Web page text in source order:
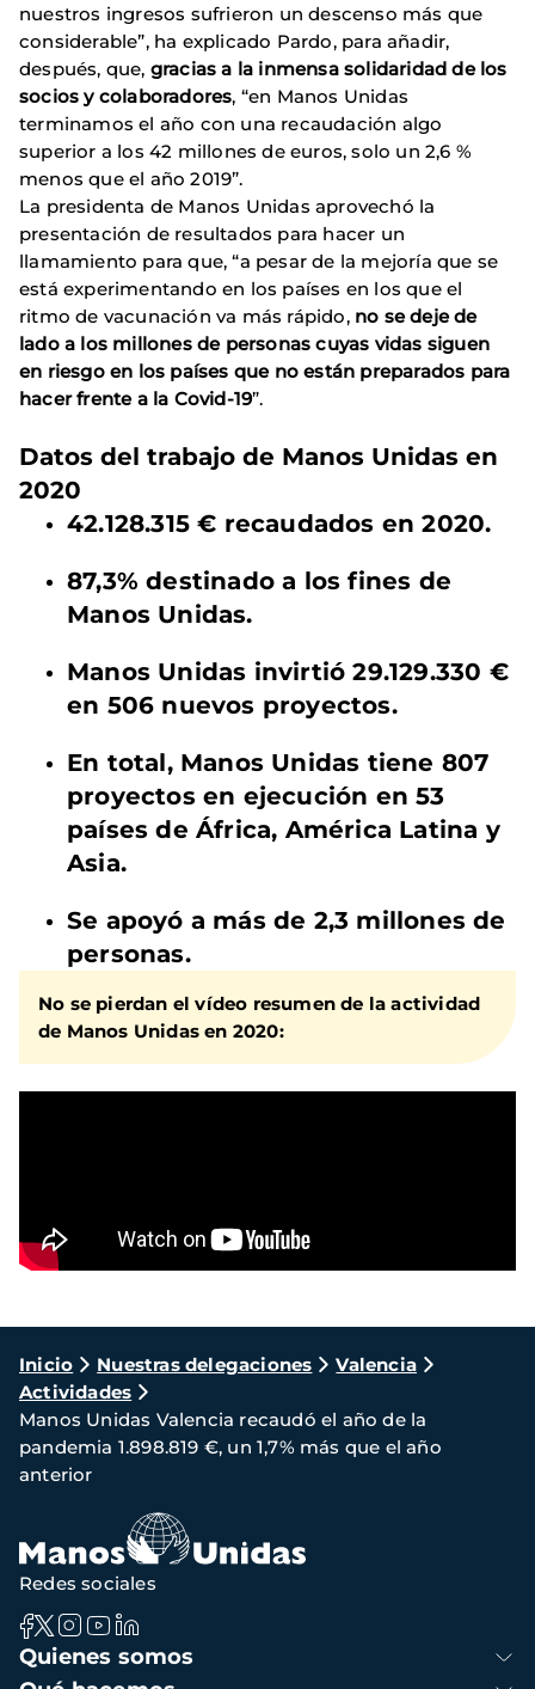
nuestros ingresos sufrieron un descenso más que
considerable”, ha explicado Pardo, para añadir,
después, que, gracias a la inmensa solidaridad de los
socios y colaboradores, “en Manos Unidas
terminamos el año con una recaudación algo
superior a los 42 millones de euros, solo un 2,6 %
menos que el año 2019”.
La presidenta de Manos Unidas aprovechó la
presentación de resultados para hacer un
llamamiento para que, “a pesar de la mejoría que se
está experimentando en los países en los que el
ritmo de vacunación va más rápido, no se deje de
lado a los millones de personas cuyas vidas siguen
en riesgo en los países que no están preparados para
hacer frente a la Covid-19”.
Datos del trabajo de Manos Unidas en
2020
42.128.315 € recaudados en 2020.
87,3% destinado a los fines de
Manos Unidas.
Manos Unidas invirtió 29.129.330 €
en 506 nuevos proyectos.
En total, Manos Unidas tiene 807
proyectos en ejecución en 53
países de África, América Latina y
Asia.
Se apoyó a más de 2,3 millones de
personas.
No se pierdan el vídeo resumen de la actividad
de Manos Unidas en 2020:
Ruta
de
navegación
Inicio Nuestras delegaciones
Valencia
Actividades
Manos Unidas Valencia recaudó el año de la
pandemia 1.898.819 €, un 1,7% más que el año
anterior
Navegación
principal
Quienes somos
Redes sociales